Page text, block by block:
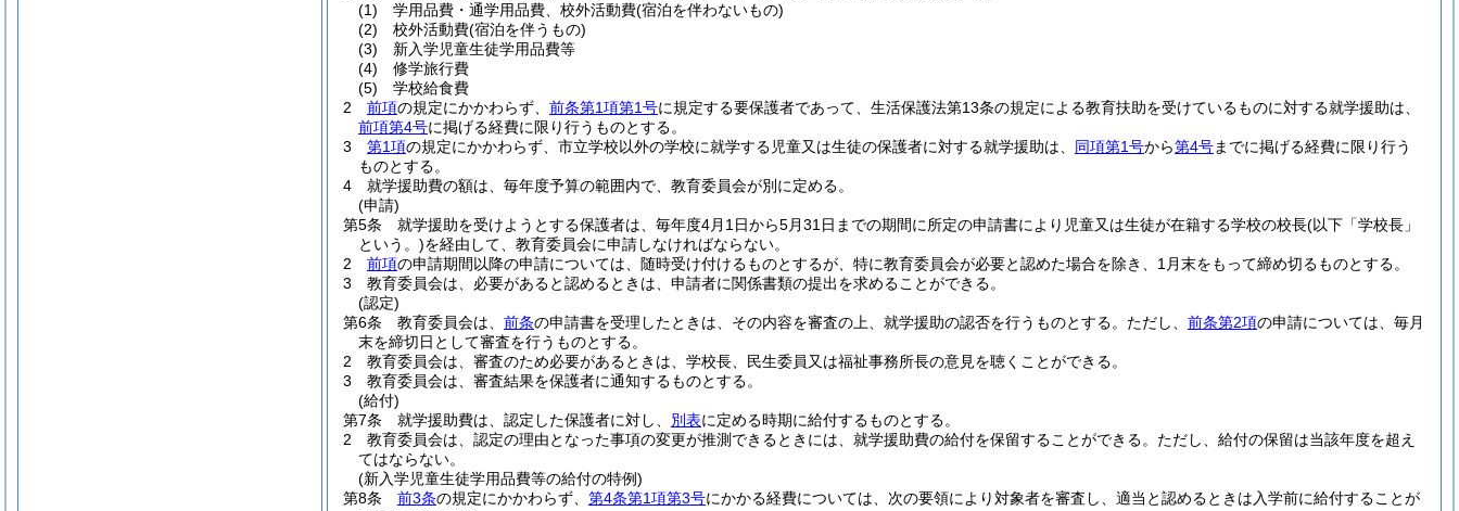
(1)
学用品費・通学用品費、校外活動費(宿泊を伴わないもの)
(2)
校外活動費(宿泊を伴うもの)
(3)
新入学児童生徒学用品費等
(4)
修学旅行費
(5)
学校給食費
2
前項の規定にかかわらず、 前条第1項第1号に規定する要保護者であって、生活保護法第13条の規定による教育扶助を受けているものに対する就学援助は、
前項第4号に掲げる経費に限り行うものとする。
3
第1項の規定にかかわらず、市立学校以外の学校に就学する児童又は生徒の保護者に対する就学援助は、 同項第1号から第4号までに掲げる経費に限り行う
ものとする。
4
就学援助費の額は、毎年度予算の範囲内で、教育委員会が別に定める。
(申請)
第5条
就学援助を受けようとする保護者は、毎年度4月1日から5月31日までの期間に所定の申請書により児童又は生徒が在籍する学校の校長(以下「学校長」
という。)を経由して、教育委員会に申請しなければならない。
2
前項の申請期間以降の申請については、随時受け付けるものとするが、特に教育委員会が必要と認めた場合を除き、1月末をもって締め切るものとする。
3
教育委員会は、必要があると認めるときは、申請者に関係書類の提出を求めることができる。
(認定)
第6条
教育委員会は、 前条の申請書を受理したときは、その内容を審査の上、就学援助の認否を行うものとする。 ただし、 前条第2項の申請については、毎月
末を締切日として審査を行うものとする。
2
教育委員会は、審査のため必要があるときは、学校長、民生委員又は福祉事務所長の意見を聴くことができる。
3
教育委員会は、審査結果を保護者に通知するものとする。
(給付)
第7条
就学援助費は、認定した保護者に対し、 別表に定める時期に給付するものとする。
2
教育委員会は、認定の理由となった事項の変更が推測できるときには、就学援助費の給付を保留することができる。 ただし、給付の保留は当該年度を超え
てはならない。
(新入学児童生徒学用品費等の給付の特例)
第8条
前3条の規定にかかわらず、 第4条第1項第3号にかかる経費については、次の要領により対象者を審査し、適当と認めるときは入学前に給付することが